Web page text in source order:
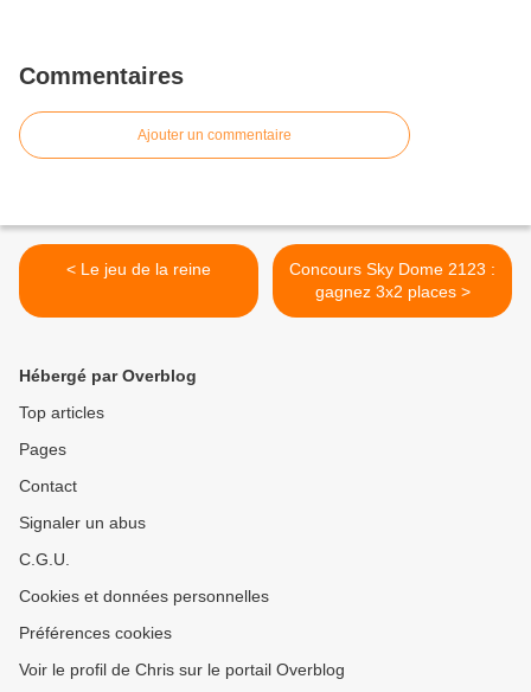
Commentaires
Ajouter un commentaire
< Le jeu de la reine
Concours Sky Dome 2123 :
gagnez 3x2 places >
Hébergé par Overblog
Top articles
Pages
Contact
Signaler un abus
C.G.U.
Cookies et données personnelles
Préférences cookies
Voir le profil de Chris sur le portail Overblog